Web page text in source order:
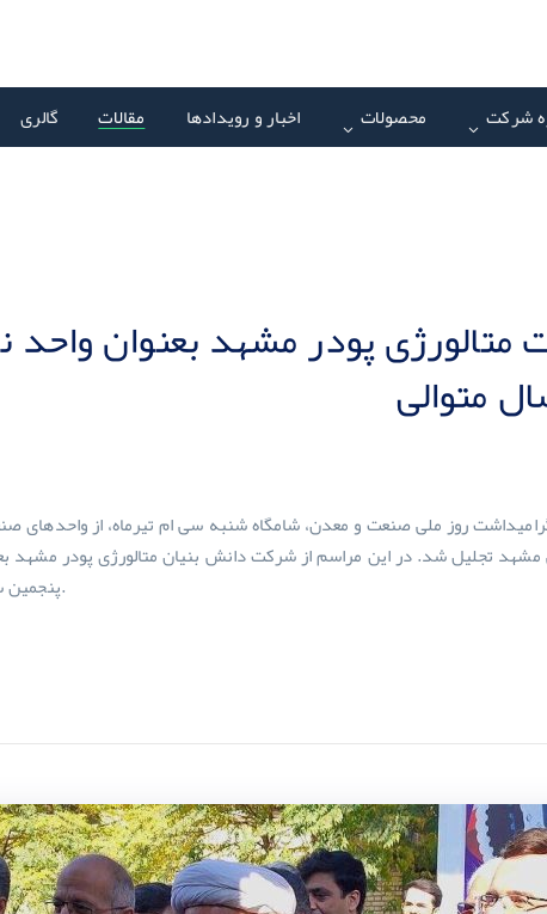
شرکت محصولات اخبار و رویدادها مقالات گالری
متالورژی پودر مشهد بعنوان واحد
متوالی
روز ملی صنعت و معدن، شامگاه شنبه سی ام تیرماه، از واحدهای
مشهد تجلیل شد. در این مراسم از شرکت دانش بنیان متالورژی پودر مشهد
پنجمین سال متوالی تقدیر بعمل آمد.